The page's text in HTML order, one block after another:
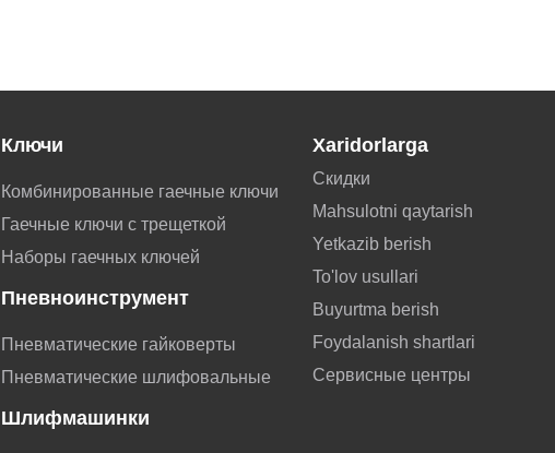
Ключи
Комбинированные гаечные ключи
Гаечные ключи с трещеткой
Наборы гаечных ключей
Пневноинструмент
Пневматические гайковерты
Пневматические шлифовальные
Шлифмашинки
Xaridorlarga
Скидки
Mahsulotni qaytarish
Yetkazib berish
To'lov usullari
Buyurtma berish
Foydalanish shartlari
Сервисные центры